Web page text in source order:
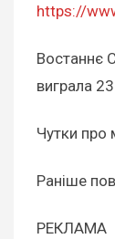
https://
Востаннє
виграла
Чутки про
Раніше
РЕКЛАМА